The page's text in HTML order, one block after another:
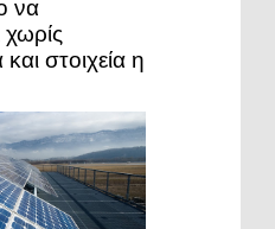
να
χωρίς
στοιχεία η